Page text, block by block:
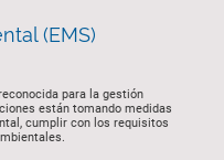
(EMS)
para la gestión
están tomando medidas
cumplir con los requisitos